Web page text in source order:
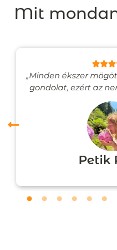
Mit
„Minden ékszer
gondolat, ezért az
Petik